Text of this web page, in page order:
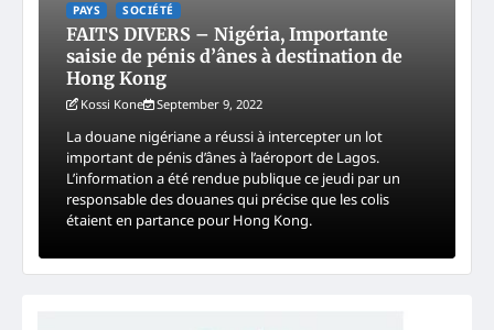
PAYS
SOCIÉTÉ
FAITS DIVERS – Nigéria, Importante
saisie de pénis d’ânes à destination de
Hong Kong
Kossi Kone September 9, 2022
La douane nigériane a réussi à intercepter un lot
important de pénis d’ânes à l’aéroport de Lagos.
L’information a été rendue publique ce jeudi par un
responsable des douanes qui précise que les colis
étaient en partance pour Hong Kong.